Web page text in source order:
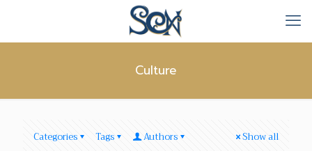
Culture
Categories Tags Authors Show all